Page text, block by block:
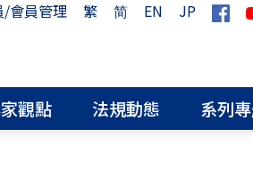
/會員管理 繁 简 EN
JP
觀點 法規動態 系列